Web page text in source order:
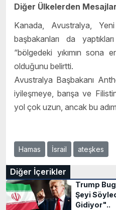
Diğer Ülkelerden Mesajlar
Kanada, Avustralya,
başbakanları da
“bölgedeki yıkımın sona
olduğunu belirtti.
Avustralya Başbakanı
iyileşmeye, barışa ve
yol çok uzun, ancak bu
Hamas İsrail ateşkes
Diğer İçerikler
Trump
Şeyi
Gidiyor"..